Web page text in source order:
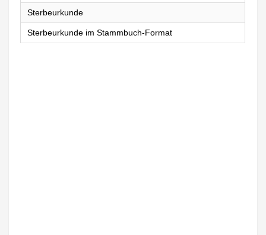
Sterbeurkunde
Sterbeurkunde im Stammbuch-Format